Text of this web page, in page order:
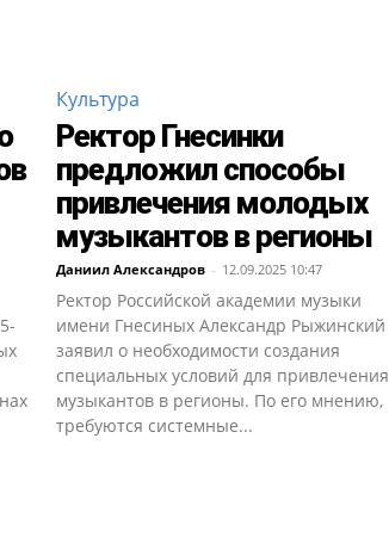
Культура
Ректор Гнесинки
предложил способы
привлечения молодых
музыкантов в регионы
Даниил Александров - 12.09.2025 10:47
Ректор Российской академии музыки
имени Гнесиных Александр Рыжинский
заявил о необходимости создания
специальных условий для привлечения
музыкантов в регионы. По его мнению,
требуются системные...